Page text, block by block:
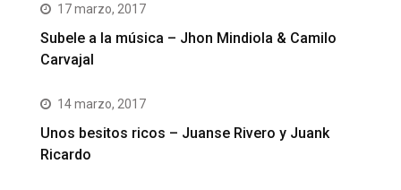
17 marzo, 2017
Subele a la música – Jhon Mindiola & Camilo
Carvajal
14 marzo, 2017
Unos besitos ricos – Juanse Rivero y Juank
Ricardo